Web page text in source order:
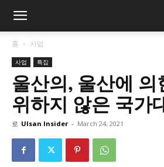
홈 사업
사업 특집
울산의, 울산에 의
위하지 않은 국가
로 Ulsan Insider - March 24, 2021